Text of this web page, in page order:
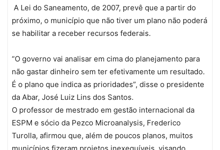
A Lei do Saneamento, de 2007, prevê que a partir do
próximo, o município que não tiver um plano não poderá
se habilitar a receber recursos federais.
“O governo vai analisar em cima do planejamento para
não gastar dinheiro sem ter efetivamente um resultado.
É o plano que indica as prioridades”, disse o presidente
da Abar, José Luiz Lins dos Santos.
O professor de mestrado em gestão internacional da
ESPM e sócio da Pezco Microanalysis, Frederico
Turolla, afirmou que, além de poucos planos, muitos